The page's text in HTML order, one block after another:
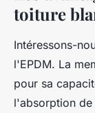
toiture
Intéressons-
l'EPDM. La
pour sa
l'absorption de